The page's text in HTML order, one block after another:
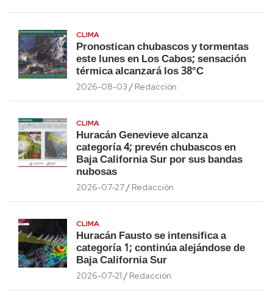
CLIMA
Pronostican chubascos y tormentas
este lunes en Los Cabos; sensación
térmica alcanzará los 38°C
2026-08-03 Redacción
CLIMA
Huracán Genevieve alcanza
categoría 4; prevén chubascos en
Baja California Sur por sus bandas
nubosas
2026-07-27 Redacción
CLIMA
Huracán Fausto se intensifica a
categoría 1; continúa alejándose de
Baja California Sur
2026-07-21 Redacción